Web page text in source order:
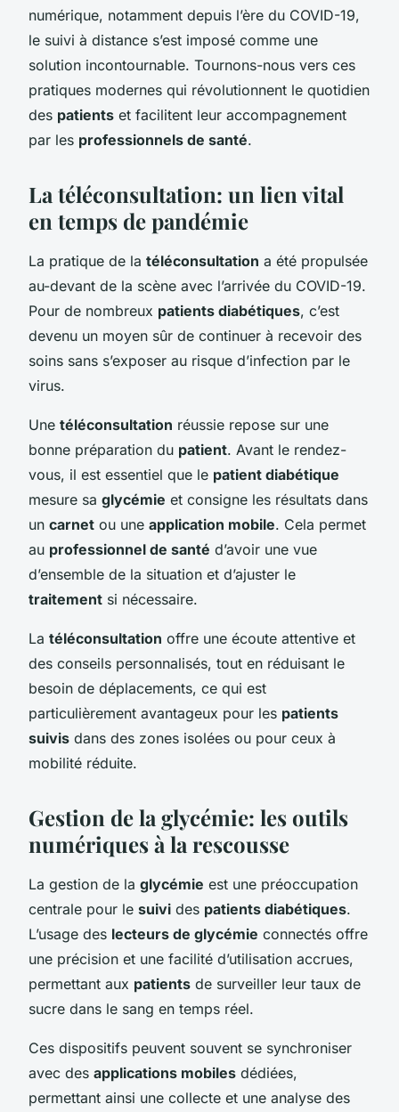
numérique, notamment depuis l’ère du COVID-19,
le suivi à distance s’est imposé comme une
solution incontournable. Tournons-nous vers ces
pratiques modernes qui révolutionnent le quotidien
des patients et facilitent leur accompagnement
par les professionnels de santé.
La téléconsultation: un lien vital
en temps de pandémie
La pratique de la téléconsultation a été propulsée
au-devant de la scène avec l’arrivée du COVID-19.
Pour de nombreux patients diabétiques, c’est
devenu un moyen sûr de continuer à recevoir des
soins sans s’exposer au risque d’infection par le
virus.
Une téléconsultation réussie repose sur une
bonne préparation du patient. Avant le rendez-
vous, il est essentiel que le patient diabétique
mesure sa glycémie et consigne les résultats dans
un carnet ou une application mobile. Cela permet
au professionnel de santé d’avoir une vue
d’ensemble de la situation et d’ajuster le
traitement si nécessaire.
La téléconsultation offre une écoute attentive et
des conseils personnalisés, tout en réduisant le
besoin de déplacements, ce qui est
particulièrement avantageux pour les patients
suivis dans des zones isolées ou pour ceux à
mobilité réduite.
Gestion de la glycémie: les outils
numériques à la rescousse
La gestion de la glycémie est une préoccupation
centrale pour le suivi des patients diabétiques.
L’usage des lecteurs de glycémie connectés offre
une précision et une facilité d’utilisation accrues,
permettant aux patients de surveiller leur taux de
sucre dans le sang en temps réel.
Ces dispositifs peuvent souvent se synchroniser
avec des applications mobiles dédiées,
permettant ainsi une collecte et une analyse des